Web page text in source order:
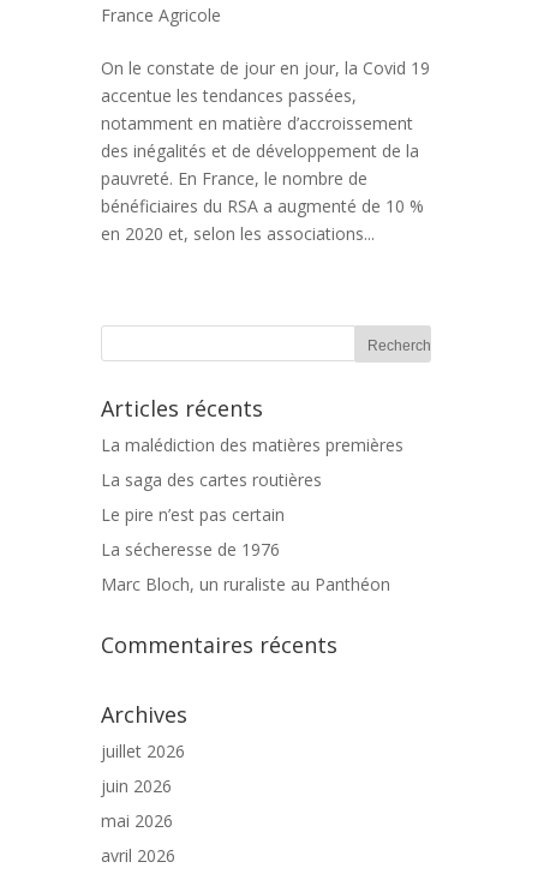
France Agricole
On le constate de jour en jour, la Covid 19
accentue les tendances passées,
notamment en matière d’accroissement
des inégalités et de développement de la
pauvreté. En France, le nombre de
bénéficiaires du RSA a augmenté de 10 %
en 2020 et, selon les associations...
Articles récents
La malédiction des matières premières
La saga des cartes routières
Le pire n’est pas certain
La sécheresse de 1976
Marc Bloch, un ruraliste au Panthéon
Commentaires récents
Archives
juillet 2026
juin 2026
mai 2026
avril 2026